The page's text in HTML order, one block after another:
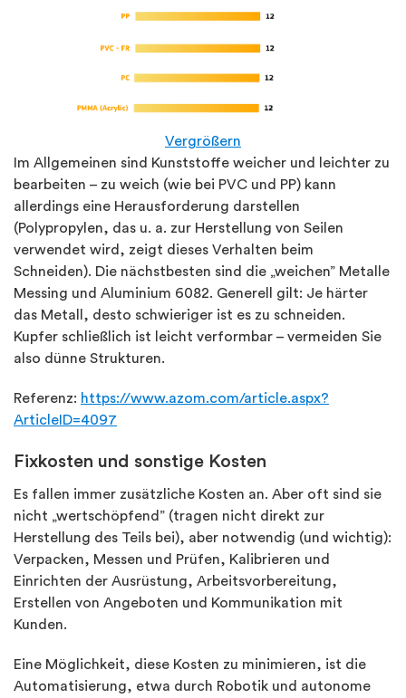
Vergrößern
Im Allgemeinen sind Kunststoffe weicher und leichter zu
bearbeiten – zu weich (wie bei PVC und PP) kann
allerdings eine Herausforderung darstellen
(Polypropylen, das u. a. zur Herstellung von Seilen
verwendet wird, zeigt dieses Verhalten beim
Schneiden). Die nächstbesten sind die „weichen” Metalle
Messing und Aluminium 6082. Generell gilt: Je härter
das Metall, desto schwieriger ist es zu schneiden.
Kupfer schließlich ist leicht verformbar – vermeiden Sie
also dünne Strukturen.
Referenz: https://www.azom.com/article.aspx?
ArticleID=4097
Fixkosten und sonstige Kosten
Es fallen immer zusätzliche Kosten an. Aber oft sind sie
nicht „wertschöpfend” (tragen nicht direkt zur
Herstellung des Teils bei), aber notwendig (und wichtig):
Verpacken, Messen und Prüfen, Kalibrieren und
Einrichten der Ausrüstung, Arbeitsvorbereitung,
Erstellen von Angeboten und Kommunikation mit
Kunden.
Eine Möglichkeit, diese Kosten zu minimieren, ist die
Automatisierung, etwa durch Robotik und autonome